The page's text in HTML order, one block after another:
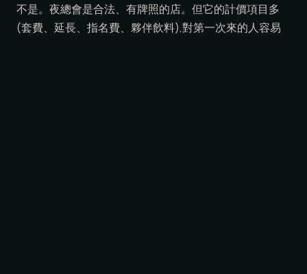
不是。夜總會是合法、有牌照的店。但它的計價項目多
(套費、延長、指名費、夥伴飲料),對第一次來的人容易